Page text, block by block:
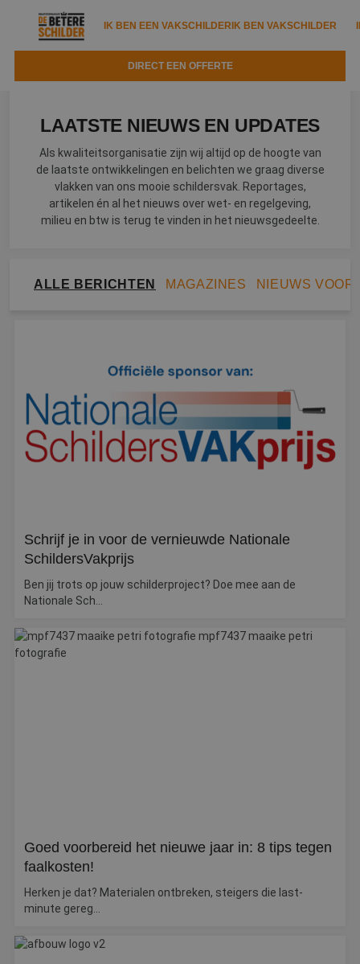
IK BEN EEN VAKSCHILDERIK BEN VAKSCHILDER
DIRECT EEN OFFERTE
Documenten
Tools
Kennisbank
IK ZOEK EEN VAKSCHILDERVAKSCHILDER ZOEKEN
Zoeken naar een schilder
Service
DIRECT EEN OFFERTE
Contact
Magazines
LAATSTE NIEUWS EN UPDATES
Als kwaliteitsorganisatie zijn wij altijd op de hoogte van
de laatste ontwikkelingen en belichten we graag diverse
vlakken van ons mooie schildersvak. Reportages,
artikelen én al het nieuws over wet- en regelgeving,
milieu en btw is terug te vinden in het nieuwsgedeelte.
ALLE BERICHTEN MAGAZINES NIEUWS
Schrijf je in voor de vernieuwde Nationale
SchildersVakprijs
Ben jij trots op jouw schilderproject? Doe mee aan de
Nationale Sch...
Goed voorbereid het nieuwe jaar in: 8 tips tegen
faalkosten!
Herken je dat? Materialen ontbreken, steigers die last-
minute gereg...